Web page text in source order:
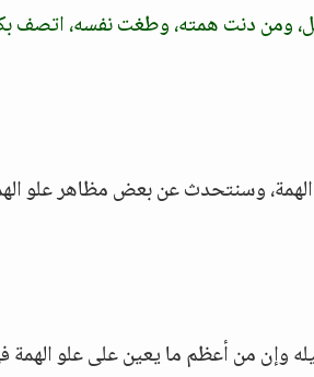
ومن دنت همته، وطغت نفسه، اتصف
الهمة، وسنتحدث عن بعض مظاهر علو
وإن من أعظم ما يعين على علو الهمة